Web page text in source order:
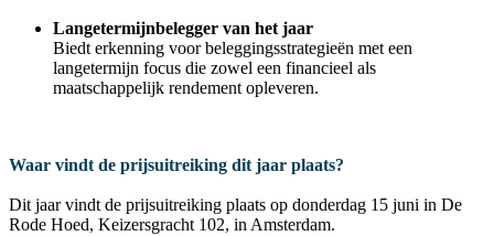
Langetermijnbelegger van het jaar
Biedt erkenning voor beleggingsstrategieën met een
langetermijn focus die zowel een financieel als
maatschappelijk rendement opleveren.
Waar vindt de prijsuitreiking dit jaar plaats?
Dit jaar vindt de prijsuitreiking plaats op donderdag 15 juni in De
Rode Hoed, Keizersgracht 102, in Amsterdam.